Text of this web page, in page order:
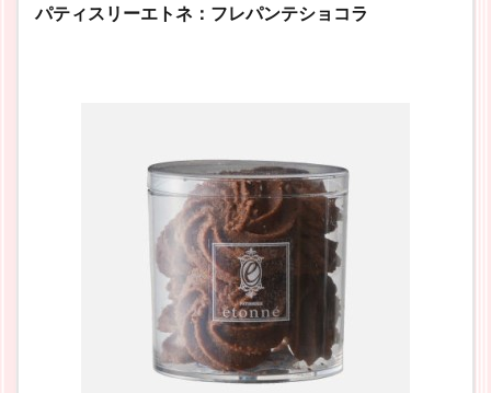
パティスリーエトネ：フレパンテショコラ